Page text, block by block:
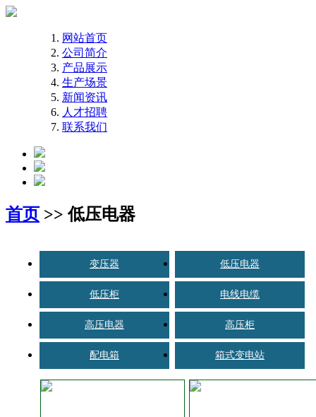
网站首页
公司简介
产品展示
生产场景
新闻资讯
人才招聘
联系我们
首页 >> 低压电器
变压器 低压电器
低压柜 电线电缆
高压电器 高压柜
配电箱 箱式变电站